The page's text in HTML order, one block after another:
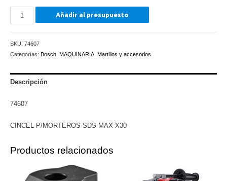
CINCEL
P/MORTEROS
MAX
X30
Añadir al presupuesto
SKU: 74607
Categorías: Bosch MAQUINARIA Martillos y accesorios
Descripción
74607
CINCEL P/MORTEROS SDS-MAX X30
Productos relacionados